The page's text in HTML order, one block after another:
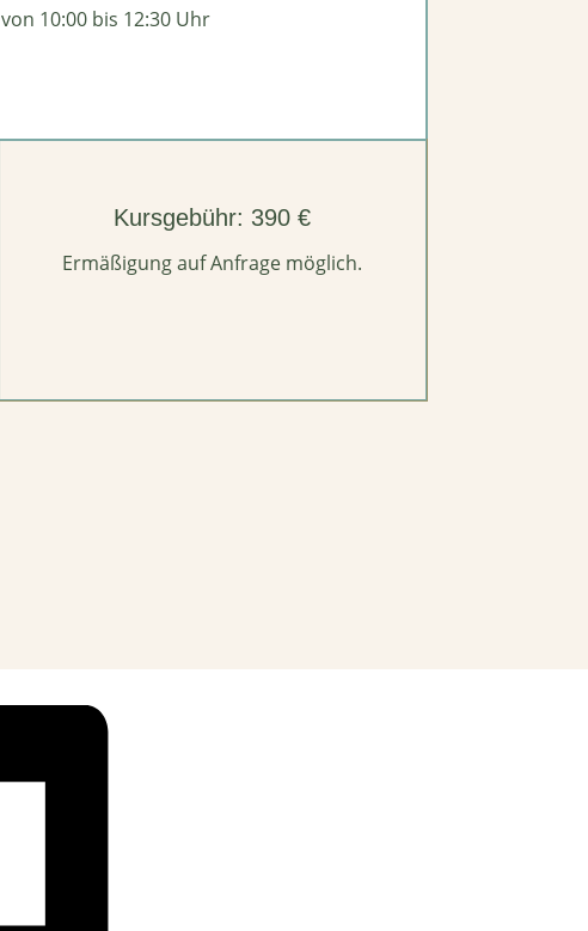
von 10:00 bis 12:30 Uhr
Kursgebühr: 390 €
Ermäßigung auf Anfrage möglich.